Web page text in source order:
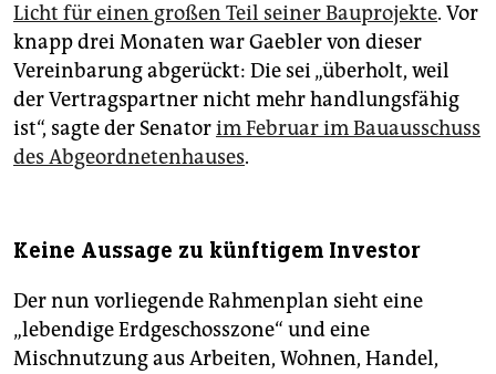
Licht für einen großen Teil seiner Bauprojekte. Vor
knapp drei Monaten war Gaebler von dieser
Vereinbarung abgerückt: Die sei „überholt, weil
der Vertragspartner nicht mehr handlungsfähig
ist“, sagte der Senatorim Februar im Bauausschuss
des Abgeordnetenhauses.
Keine Aussage zu künftigem Investor
Der nun vorliegende Rahmenplan sieht eine
„lebendige Erdgeschosszone“ und eine
Mischnutzung aus Arbeiten, Wohnen, Handel,